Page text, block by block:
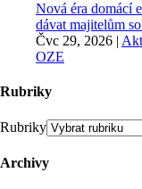
Nová éra domácí
dávat majitelům
Čvc 29, 2026 |
OZE
Rubriky
Rubriky
Archivy